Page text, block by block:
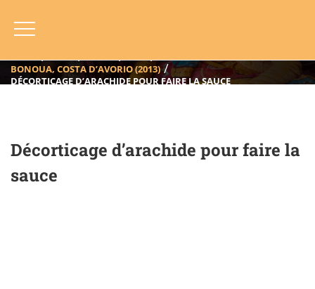
Décorticage D’arachide Pour Faire
La Sauce
HOME BLOG ANNO
2013
BONOUA, COSTA D’AVORIO (2013)
DÉCORTICAGE D’ARACHIDE POUR FAIRE LA SAUCE
Décorticage d’arachide pour faire la
sauce